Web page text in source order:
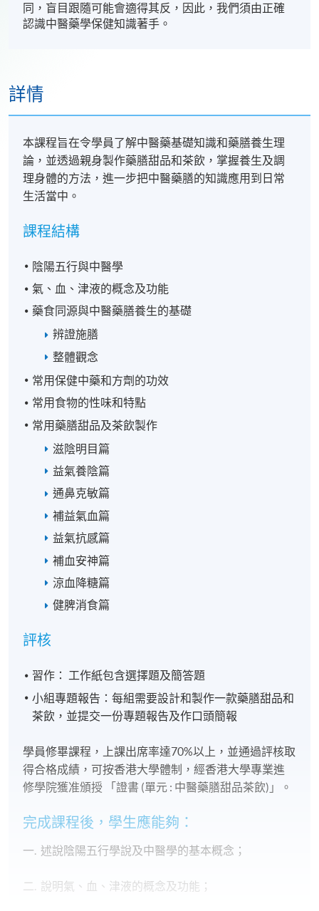
同，盲目跟隨可能會適得其反，因此，我們須由正確
認識中醫藥學保健知識著手。
詳情
本課程旨在令學員了解中醫藥基礎知識和藥膳養生理
論，並透過親身製作藥膳甜品和茶飲，掌握養生及調
理身體的方法，進一步把中醫藥膳的知識應用到日常
生活當中。
課程結構
陰陽五行與中醫學
氣、血、津液的概念及功能
藥食同源與中醫藥膳養生的基礎
辨證施膳
整體觀念
常用保健中藥和方劑的功效
常用食物的性味和特點
常用藥膳甜品及茶飲製作
滋陰明目篇
益氣養陰篇
通鼻克敏篇
補益氣血篇
益氣抗感篇
補血安神篇
涼血降糖篇
健脾消食篇
評核
習作： 工作紙包含選擇題及簡答題
小組專題報告：每組需要設計和製作一款藥膳甜品和
茶飲，並提交一份專題報告及作口頭簡報
學員修畢課程，上課出席率達70%以上，並通過評核取
得合格成績，可按香港大學體制，經香港大學專業進
修學院獲准頒授 「證書 (單元 : 中醫藥膳甜品茶飲)」。
完成課程後，學生應能夠：
一. 述說陰陽五行學說及中醫學的基本概念；
二. 說明氣、血、津液的概念及功能；